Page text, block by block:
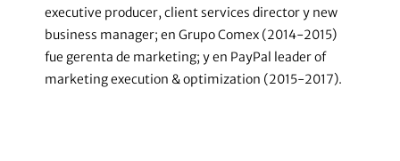
executive producer, client services director y new
business manager; en Grupo Comex (2014-2015)
fue gerenta de marketing; y en PayPal leader of
marketing execution & optimization (2015-2017).